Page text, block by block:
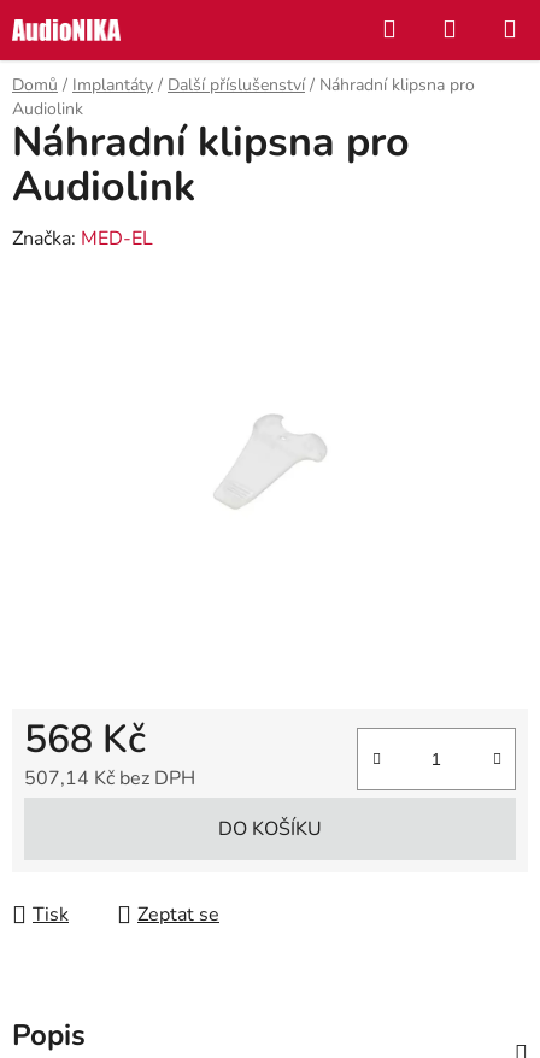
na
obsah
Hledat
KOŠÍK
Domů / Implantáty / Další příslušenství / Náhradní klipsna pro
Audiolink
568 Kč
507,14 Kč bez DPH
DO KOŠÍKU
Tisk Zeptat se
Náhradní klipsna pro
Audiolink
Značka: MED-EL
Popis